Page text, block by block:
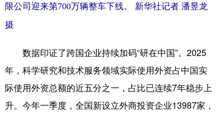
限公司迎来第700万辆整车下线。 新华社记者 潘昱龙
摄
数据印证了跨国企业持续加码“研在中国”。2025
年，科学研究和技术服务领域实际使用外资占中国实
际使用外资总额的近五分之一，占比已连续7年稳步上
升。今年一季度，全国新设立外商投资企业13987家，